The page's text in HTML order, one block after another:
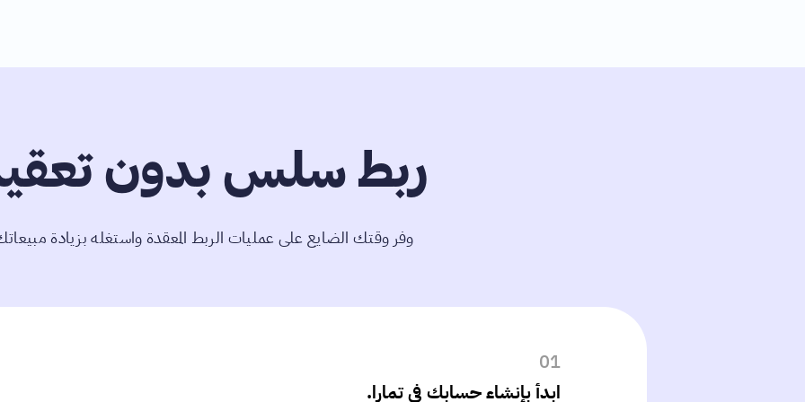
ربط سلس بدون
وفر وقتك الضايع على عمليات الربط المعقدة واستغله بزيادة
01
ابدأ بإنشاء حسابك في تمارا.